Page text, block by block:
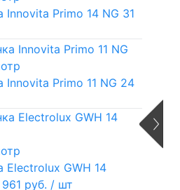
Innovita Primo 14 NG 31
Innovita Primo 11 NG 24
Electrolux GWH 14
руб. / шт